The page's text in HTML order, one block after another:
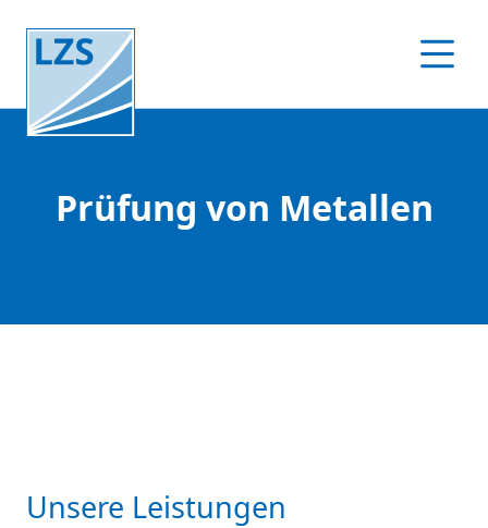
Prüfung von Metallen
Unsere Leistungen